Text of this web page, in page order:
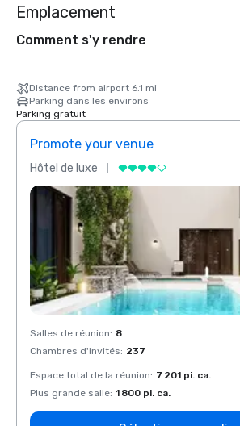
Emplacement
Comment s'y rendre
Distance from airport 6.1 mi
Parking dans les environs
Parking gratuit
Promote your venue
Hôtel de luxe
Salles de réunion: 8
Chambres d'invités: 237
Espace total de la réunion: 7 201 pi. ca.
Plus grande salle: 1 800 pi. ca.